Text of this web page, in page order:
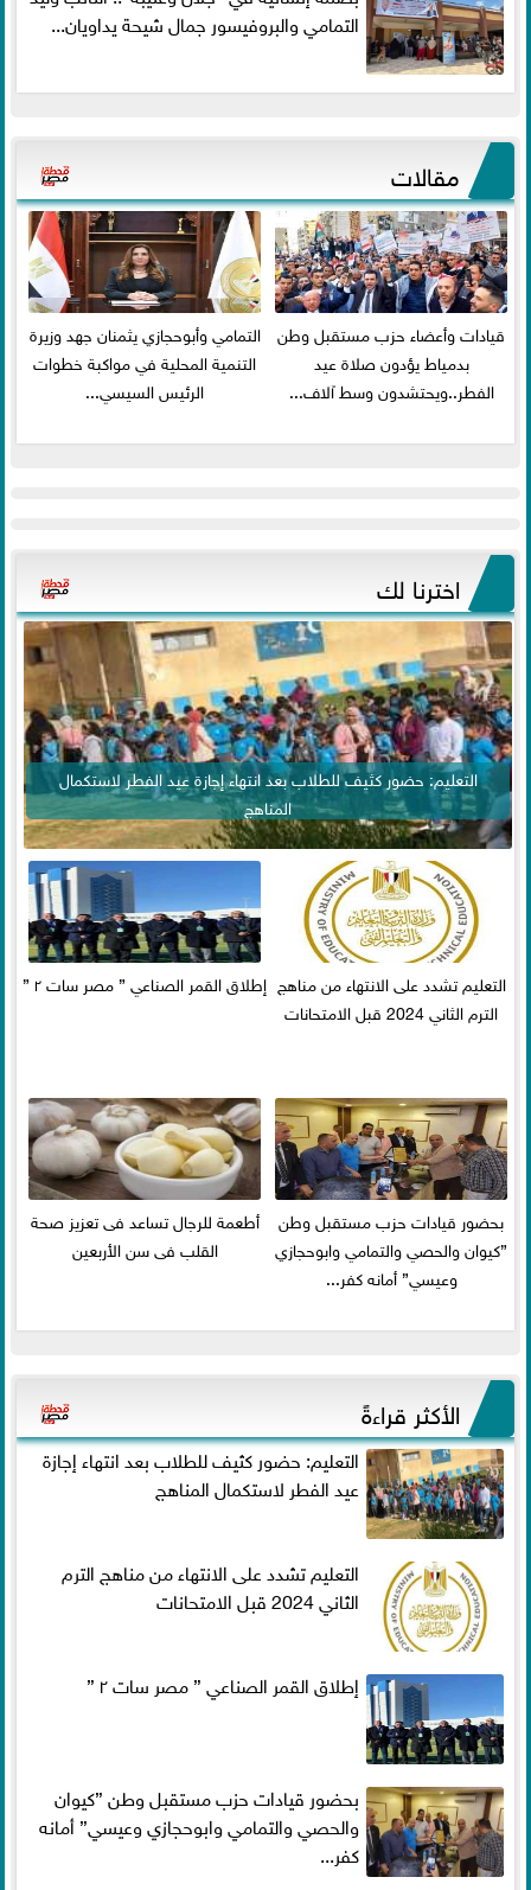
التمامي والبروفيسور جمال شيحة يداويان...
مقالات
قيادات وأعضاء حزب مستقبل وطن
بدمياط يؤدون صلاة عيد
الفطر..ويحتشدون وسط آلاف...
التمامي وأبوحجازي يثمنان جهد وزيرة
التنمية المحلية في مواكبة خطوات
الرئيس السيسي...
اخترنا لك
التعليم: حضور كثيف للطلاب بعد انتهاء إجازة عيد الفطر لاستكمال
المناهج
التعليم تشدد على الانتهاء من مناهج
الترم الثاني 2024 قبل الامتحانات
إطلاق القمر الصناعي ” مصر سات ٢ ”
بحضور قيادات حزب مستقبل وطن
”كيوان والحصي والتمامي وابوحجازي
وعيسي” أمانه كفر...
أطعمة للرجال تساعد فى تعزيز صحة
القلب فى سن الأربعين
الأكثر قراءةً
التعليم: حضور كثيف للطلاب بعد انتهاء إجازة
عيد الفطر لاستكمال المناهج
التعليم تشدد على الانتهاء من مناهج الترم
الثاني 2024 قبل الامتحانات
إطلاق القمر الصناعي ” مصر سات ٢ ”
بحضور قيادات حزب مستقبل وطن ”كيوان
والحصي والتمامي وابوحجازي وعيسي” أمانه
كفر...